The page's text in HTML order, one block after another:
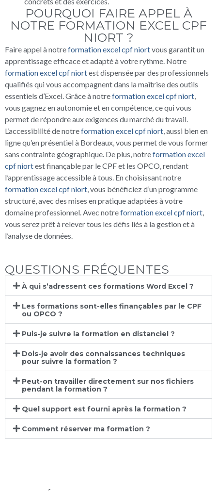
POURQUOI FAIRE APPEL À
NOTRE FORMATION EXCEL CPF
NIORT ?
Faire appel à notreformation excel cpf niortvous garantit un
apprentissage efficace et adapté à votre rythme. Notre
formation excel cpf niortest dispensée par des professionnels
qualifiés qui vous accompagnent dans la maîtrise des outils
essentiels d’Excel. Grâce à notreformation excel cpf niort,
vous gagnez en autonomie et en compétence, ce qui vous
permet de répondre aux exigences du marché du travail.
L’accessibilité de notreformation excel cpf niort, aussi bien en
ligne qu’en présentiel à Bordeaux, vous permet de vous former
sans contrainte géographique. De plus, notreformation excel
cpf niortest finançable par le CPF et les OPCO, rendant
l’apprentissage accessible à tous. En choisissant notre
formation excel cpf niort, vous bénéficiez d’un programme
structuré, avec des mises en pratique adaptées à votre
domaine professionnel. Avec notreformation excel cpf niort,
vous serez prêt à relever tous les défis liés à la gestion et à
l’analyse de données.
QUESTIONS FRÉQUENTES
À qui s’adressent ces formations Word Excel ?
Les formations sont-elles finançables par le CPF
ou OPCO ?
Puis-je suivre la formation en distanciel ?
Dois-je avoir des connaissances techniques
pour suivre la formation ?
Peut-on travailler directement sur nos fichiers
pendant la formation ?
Quel support est fourni après la formation ?
Comment réserver ma formation ?